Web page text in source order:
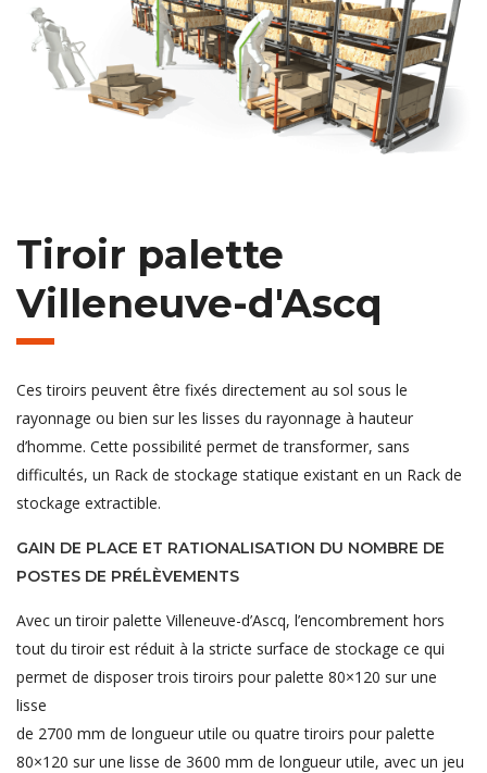
Tiroir palette
Villeneuve-d'Ascq
Ces tiroirs peuvent être fixés directement au sol sous le
rayonnage ou bien sur les lisses du rayonnage à hauteur
d’homme. Cette possibilité permet de transformer, sans
difficultés, un Rack de stockage statique existant en un Rack de
stockage extractible.
GAIN DE PLACE ET RATIONALISATION DU NOMBRE DE
POSTES DE PRÉLÈVEMENTS
Avec un tiroir palette Villeneuve-d’Ascq, l’encombrement hors
tout du tiroir est réduit à la stricte surface de stockage ce qui
permet de disposer trois tiroirs pour palette 80×120 sur une
lisse
de 2700 mm de longueur utile ou quatre tiroirs pour palette
80×120 sur une lisse de 3600 mm de longueur utile, avec un jeu